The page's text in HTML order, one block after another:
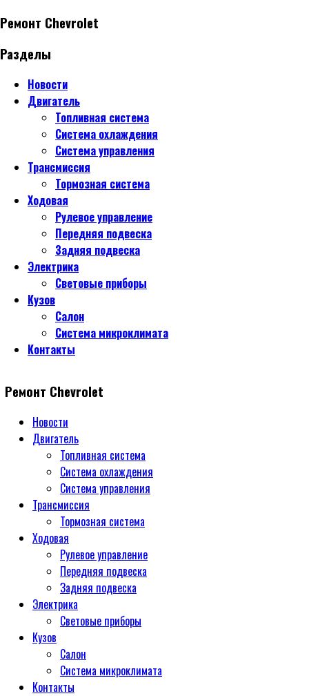
Ремонт Chevrolet
Разделы
Новости
Двигатель
Топливная система
Система охлаждения
Система управления
Трансмиссия
Тормозная система
Ходовая
Рулевое управление
Передняя подвеска
Задняя подвеска
Электрика
Световые приборы
Кузов
Салон
Система микроклимата
Контакты
Ремонт Chevrolet
Новости
Двигатель
Топливная система
Система охлаждения
Система управления
Трансмиссия
Тормозная система
Ходовая
Рулевое управление
Передняя подвеска
Задняя подвеска
Электрика
Световые приборы
Кузов
Салон
Система микроклимата
Контакты